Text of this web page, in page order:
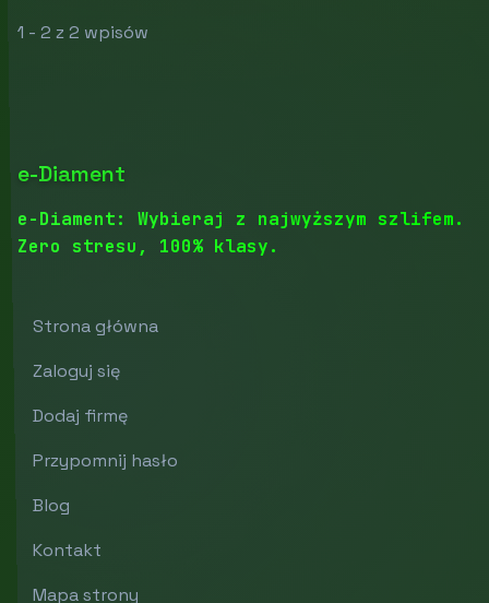
1 - 2 z 2 wpisów
e-Diament
e-Diament: Wybieraj z najwyższym szlifem.
Zero stresu, 100% klasy.
Strona główna
Zaloguj się
Dodaj firmę
Przypomnij hasło
Blog
Kontakt
Mapa strony